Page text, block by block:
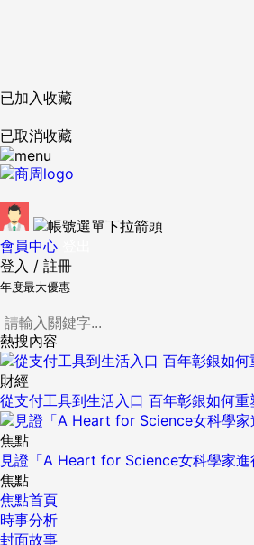
已加入收藏
已取消收藏
會員中心
登入 / 註冊
年度最大優惠
熱搜內容
財經
從支付工具到生活入口 百年彰銀如何重
焦點
見證「A Heart for Science女科學家進
焦點
焦點首頁
時事分析
封面故事